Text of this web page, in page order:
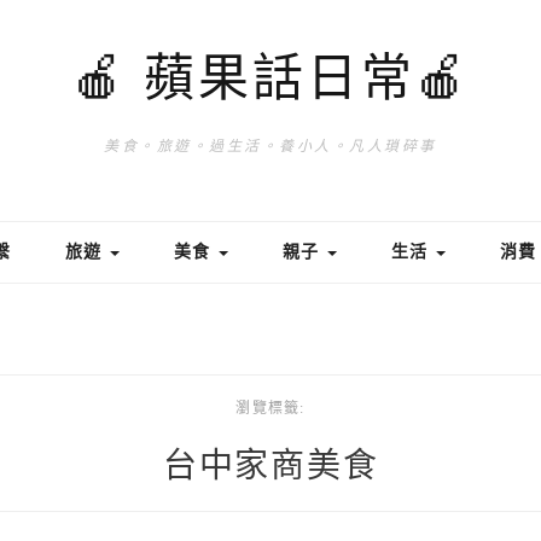
🍎 蘋果話日常🍎
美食。旅遊。過生活。養小人。凡人瑣碎事
旅遊 美食 親子 生活 消費
瀏覽標籤:
台中家商美食